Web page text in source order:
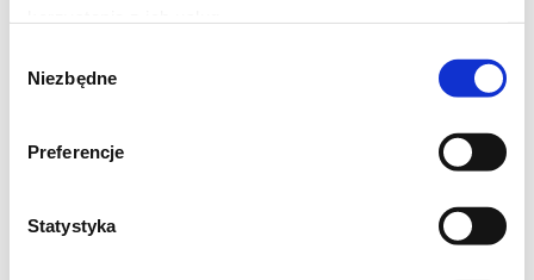
zgody
Niezbędne
Preferencje
Statystyka